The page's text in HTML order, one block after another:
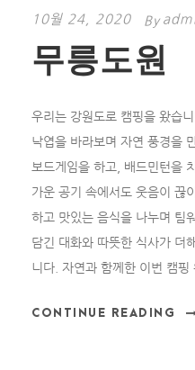
10월 24, 2020 By
무릉도원
우리는 강원도로 캠핑을 왔습
낙엽을 바라보며 자연 풍경을
보드게임을 하고, 배드민턴을
가운 공기 속에서도 웃음이 끊
하고 맛있는 음식을 나누며 팀
담긴 대화와 따뜻한 식사가 더
니다. 자연과 함께한 이번 캠핑
CONTINUE READING